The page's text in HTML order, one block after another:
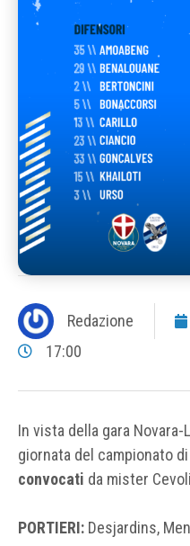
Redazione
17:00
In vista della gara Novara-
giornata del campionato
convocati da mister
PORTIERI: Desjardins,